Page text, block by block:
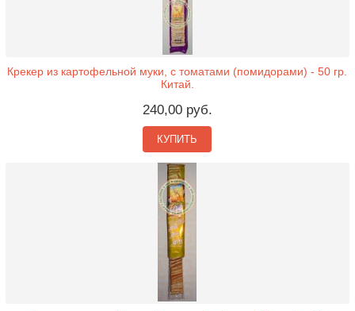
Крекер из картофельной муки, с томатами (помидорами) - 50 гр.
Китай.
240,00 руб.
КУПИТЬ